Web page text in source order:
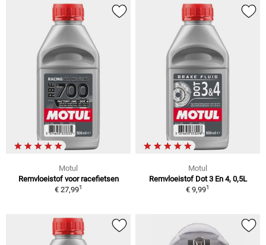
Motul
Remvloeistof voor racefietsen
€ 27,991
Motul
Remvloeistof Dot 3 En 4, 0,5L
€ 9,991